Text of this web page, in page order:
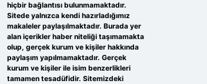
hiçbir bağlantısı bulunmamaktadır.
Sitede yalnızca kendi hazırladığımız
makaleler paylaşılmaktadır. Burada yer
alan içerikler haber niteliği taşımamakta
olup, gerçek kurum ve kişiler hakkında
paylaşım yapılmamaktadır. Gerçek
kurum ve kişiler ile isim benzerlikleri
tamamen tesadüfidir. Sitemizdeki